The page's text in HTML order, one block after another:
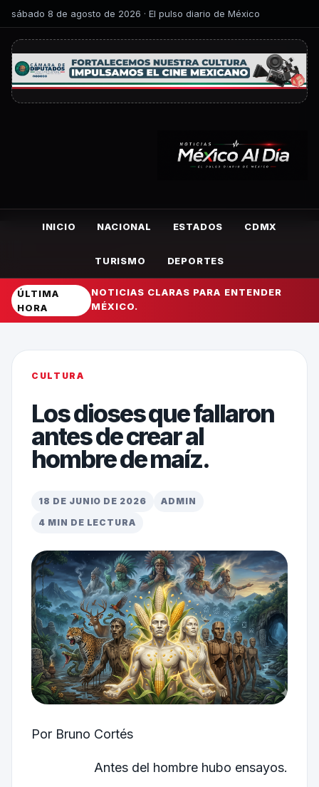
sábado 8 de agosto de 2026 · El pulso diario de México
INICIO NACIONAL ESTADOS CDMX
TURISMO DEPORTES
ÚLTIMA
HORA
NOTICIAS CLARAS PARA ENTENDER
MÉXICO.
CULTURA
Los dioses que fallaron
antes de crear al
hombre de maíz.
18 DE JUNIO DE 2026
ADMIN
4 MIN DE LECTURA
Por Bruno Cortés
Antes del hombre hubo ensayos.